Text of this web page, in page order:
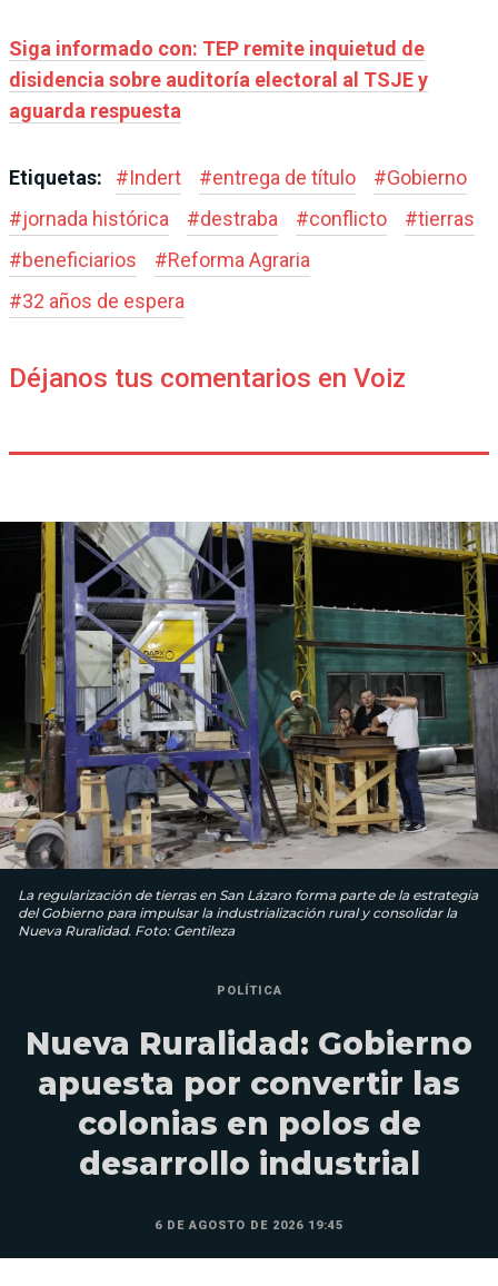
Siga informado con: TEP remite inquietud de
disidencia sobre auditoría electoral al TSJE y
aguarda respuesta
Etiquetas: #Indert #entrega de título #Gobierno
#jornada histórica #destraba #conflicto #tierras
#beneficiarios #Reforma Agraria
#32 años de espera
Déjanos tus comentarios en Voiz
La regularización de tierras en San Lázaro forma parte de la estrategia
del Gobierno para impulsar la industrialización rural y consolidar la
Nueva Ruralidad. Foto: Gentileza
POLÍTICA
Nueva Ruralidad: Gobierno
apuesta por convertir las
colonias en polos de
desarrollo industrial
6 DE AGOSTO DE 2026 19:45